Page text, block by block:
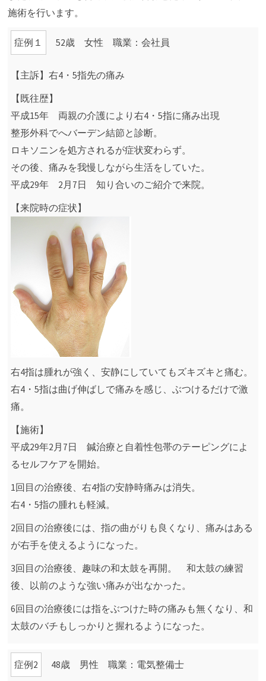
施術を行います。
症例１ 52歳 女性 職業：会社員
【主訴】右4・5指先の痛み
【既往歴】
平成15年 両親の介護により右4・5指に痛み出現
整形外科でへバーデン結節と診断。
ロキソニンを処方されるが症状変わらず。
その後、痛みを我慢しながら生活をしていた。
平成29年 2月7日 知り合いのご紹介で来院。
【来院時の症状】
右4指は腫れが強く、安静にしていてもズキズキと痛む。
右4・5指は曲げ伸ばしで痛みを感じ、ぶつけるだけで激
痛。
【施術】
平成29年2月7日 鍼治療と自着性包帯のテーピングによ
るセルフケアを開始。
1回目の治療後、右4指の安静時痛みは消失。
右4・5指の腫れも軽減。
2回目の治療後には、指の曲がりも良くなり、痛みはある
が右手を使えるようになった。
3回目の治療後、趣味の和太鼓を再開。 和太鼓の練習
後、以前のような強い痛みが出なかった。
6回目の治療後には指をぶつけた時の痛みも無くなり、和
太鼓のバチもしっかりと握れるようになった。
症例2 48歳 男性 職業：電気整備士